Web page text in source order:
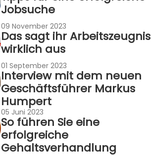
Jobsuche
09 November 2023
Das sagt ihr Arbeitszeugnis
wirklich aus
01 September 2023
Interview mit dem neuen
Geschäftsführer Markus
Humpert
05 Juni 2023
So führen Sie eine
erfolgreiche
Gehaltsverhandlung